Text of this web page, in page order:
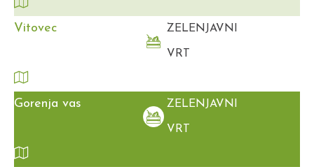
Vitovec ZELENJAVNI
VRT
Gorenja vas ZELENJAVNI
VRT